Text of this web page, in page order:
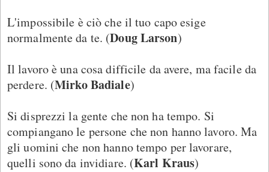
L'impossibile è ciò che il tuo capo esige
normalmente da te. (Doug Larson)
Il lavoro è una cosa difficile da avere, ma facile da
perdere. (Mirko Badiale)
Si disprezzi la gente che non ha tempo. Si
compiangano le persone che non hanno lavoro. Ma
gli uomini che non hanno tempo per lavorare,
quelli sono da invidiare. (Karl Kraus)